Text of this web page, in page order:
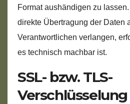
Format aushändigen zu
direkte Übertragung der Daten
Verantwortlichen verlangen,
es technisch machbar ist.
SSL- bzw. TLS-
Verschlüsselung